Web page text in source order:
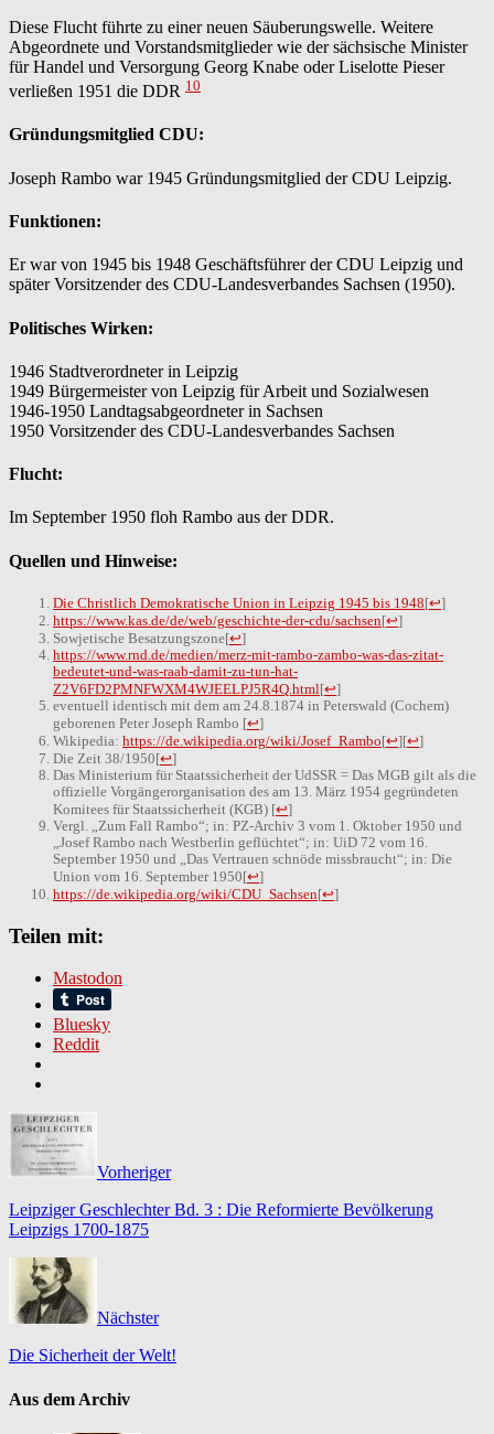
Diese Flucht führte zu einer neuen Säuberungswelle. Weitere
Abgeordnete und Vorstandsmitglieder wie der sächsische Minister
für Handel und Versorgung Georg Knabe oder Liselotte Pieser
verließen 1951 die DDR 10
Gründungsmitglied CDU:
Joseph Rambo war 1945 Gründungsmitglied der CDU Leipzig.
Funktionen:
Er war von 1945 bis 1948 Geschäftsführer der CDU Leipzig und
später Vorsitzender des CDU-Landesverbandes Sachsen (1950).
Politisches Wirken:
1946 Stadtverordneter in Leipzig
1949 Bürgermeister von Leipzig für Arbeit und Sozialwesen
1946-1950 Landtagsabgeordneter in Sachsen
1950 Vorsitzender des CDU-Landesverbandes Sachsen
Flucht:
Im September 1950 floh Rambo aus der DDR.
Quellen und Hinweise:
Die Christlich Demokratische Union in Leipzig 1945 bis 1948[↩]
https://www.kas.de/de/web/geschichte-der-cdu/sachsen[↩]
Sowjetische Besatzungszone[↩]
https://www.rnd.de/medien/merz-mit-rambo-zambo-was-das-zitat-
bedeutet-und-was-raab-damit-zu-tun-hat-
Z2V6FD2PMNFWXM4WJEELPJ5R4Q.html[↩]
eventuell identisch mit dem am 24.8.1874 in Peterswald (Cochem)
geborenen Peter Joseph Rambo [↩]
Wikipedia: https://de.wikipedia.org/wiki/Josef_Rambo[↩][↩]
Die Zeit 38/1950[↩]
Das Ministerium für Staatssicherheit der UdSSR = Das MGB gilt als die
offizielle Vorgängerorganisation des am 13. März 1954 gegründeten
Komitees für Staatssicherheit (KGB) [↩]
Vergl. „Zum Fall Rambo“; in: PZ-Archiv 3 vom 1. Oktober 1950 und
„Josef Rambo nach Westberlin geflüchtet“; in: UiD 72 vom 16.
September 1950 und „Das Vertrauen schnöde missbraucht“; in: Die
Union vom 16. September 1950[↩]
https://de.wikipedia.org/wiki/CDU_Sachsen[↩]
Teilen mit:
Mastodon
Bluesky
Reddit
Vorheriger
Leipziger Geschlechter Bd. 3 : Die Reformierte Bevölkerung
Leipzigs 1700-1875
Nächster
Die Sicherheit der Welt!
Aus dem Archiv